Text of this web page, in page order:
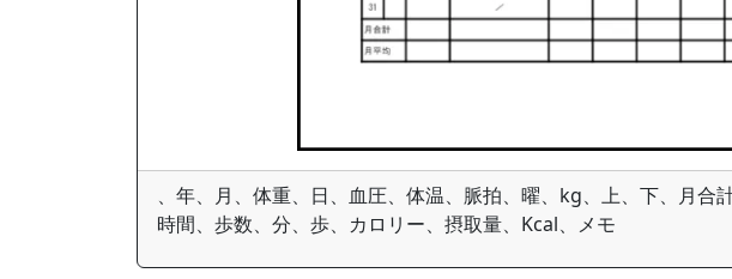
、年、月、体重、日、血圧、体温、脈拍、曜、kg、上、下、月合
時間、歩数、分、歩、カロリー、摂取量、Kcal、メモ